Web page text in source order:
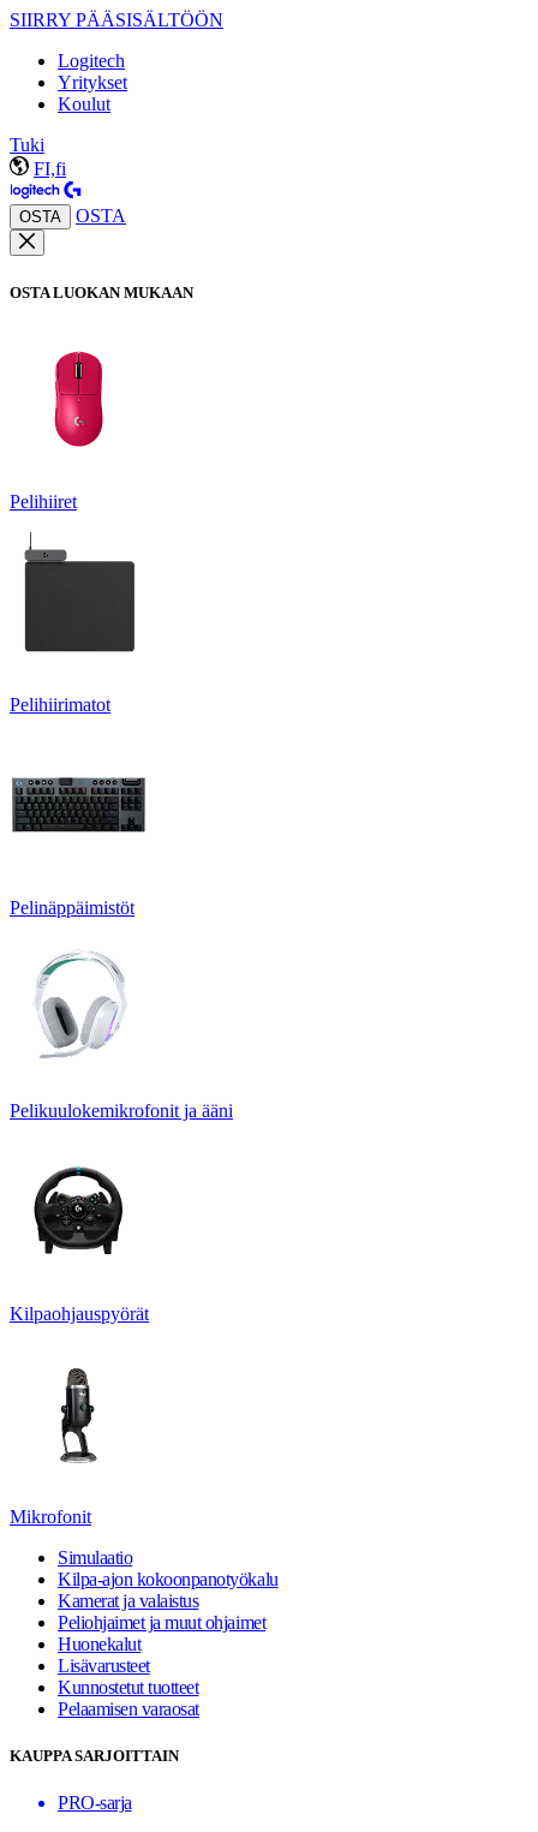
SIIRRY PÄÄSISÄLTÖÖN
Logitech
Yritykset
Koulut
Tuki
FI,fi
OSTA OSTA
OSTA LUOKAN MUKAAN
Pelihiiret
Pelihiirimatot
Pelinäppäimistöt
Pelikuulokemikrofonit ja ääni
Kilpaohjauspyörät
Mikrofonit
Simulaatio
Kilpa-ajon kokoonpanotyökalu
Kamerat ja valaistus
Peliohjaimet ja muut ohjaimet
Huonekalut
Lisävarusteet
Kunnostetut tuotteet
Pelaamisen varaosat
KAUPPA SARJOITTAIN
PRO-sarja